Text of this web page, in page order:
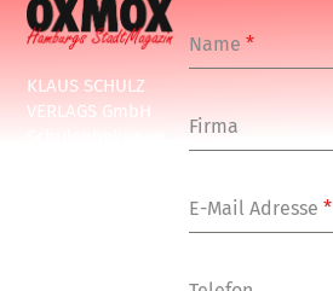
KLAUS SCHULZ
VERLAGS GmbH
Name*
Firma
E-Mail Adresse*